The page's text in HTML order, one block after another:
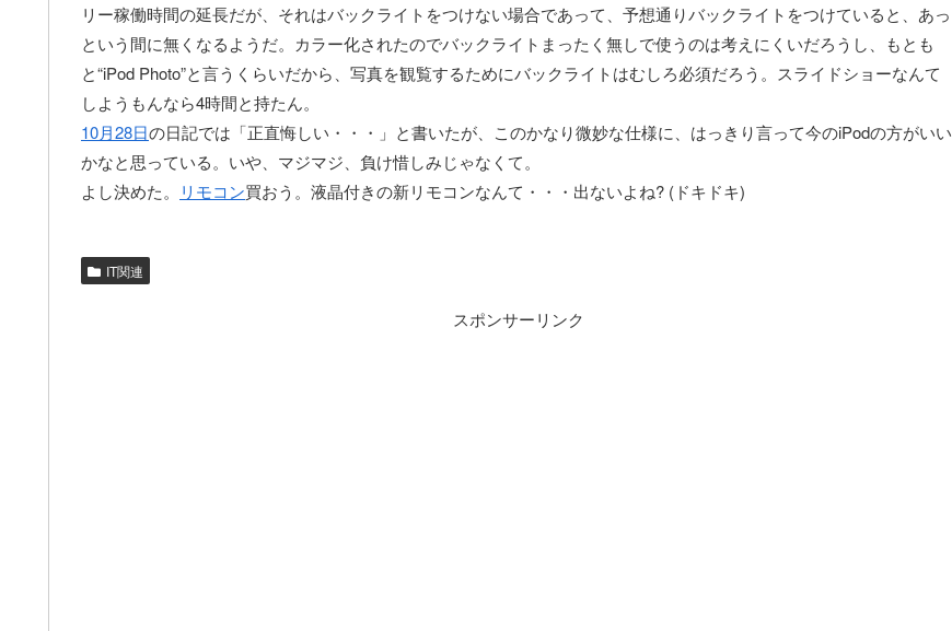
リー稼働時間の延長だが、それはバックライトをつけない場合であって、予想通りバックライトをつけていると、あっ
という間に無くなるようだ。カラー化されたのでバックライトまったく無しで使うのは考えにくいだろうし、もとも
と“iPod Photo”と言うくらいだから、写真を観覧するためにバックライトはむしろ必須だろう。スライドショーなんて
しようもんなら4時間と持たん。
10月28日の日記では「正直悔しい・・・」と書いたが、このかなり微妙な仕様に、はっきり言って今のiPodの方がいい
かなと思っている。いや、マジマジ、負け惜しみじゃなくて。
よし決めた。
リモコン買おう。液晶付きの新リモコンなんて・・・出ないよね? (ドキドキ)
IT関連
スポンサーリンク